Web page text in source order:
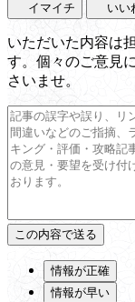
イマイチ いい
いただいた内容は
す。個々のご意見
さいませ。
情報が正確
情報が早い